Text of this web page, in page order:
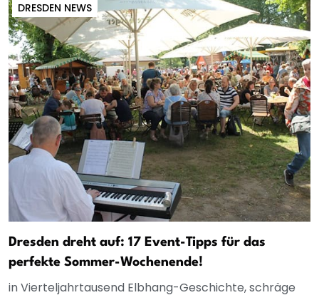
DRESDEN NEWS
Dresden dreht auf: 17 Event-Tipps für das
perfekte Sommer-Wochenende!
in Vierteljahrtausend Elbhang-Geschichte, schräge